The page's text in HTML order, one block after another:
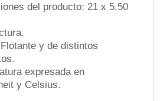
del producto: 21 x 5.50
y de distintos
expresada en
y Celsius.